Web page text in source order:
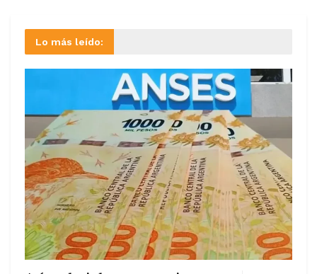
Lo más leído: